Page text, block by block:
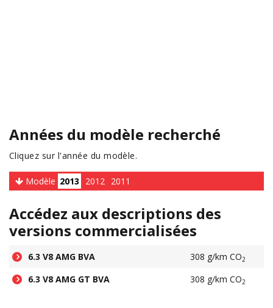
Années du modèle recherché
Cliquez sur l'année du modèle.
Modèle 2013 2012 2011
Accédez aux descriptions des
versions commercialisées
6.3 V8 AMG BVA 308 g/km CO2
6.3 V8 AMG GT BVA 308 g/km CO2